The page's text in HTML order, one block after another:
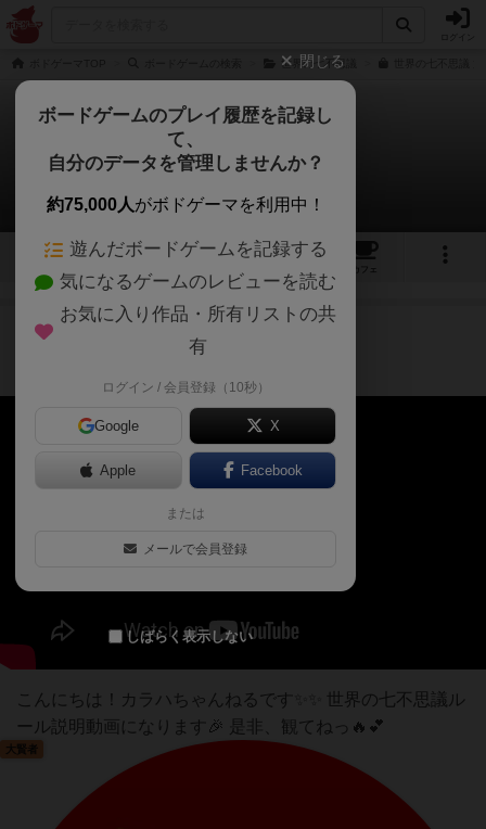
世界の七不思議
世界の七不思議（2版）
2件の動画
4 2 7
カフェ
作品紹介
こんにちは！カラハちゃんねるです✨✨ 世界の七不思議ル
ール説明動画になります🎉 是非、観てねっ🔥💕
大賢者
閉じる
ボードゲームのプレイ履歴を記録し
て、
自分のデータを管理しませんか？
約75,000人がボドゲーマを利用中！
遊んだボードゲームを記録する
気になるゲームのレビューを読む
お気に入り作品・所有リストの共
有
ログイン / 会員登録（10秒）
Google X
Apple Facebook
または
メールで会員登録
しばらく表示しない